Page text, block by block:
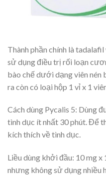
Thành phần chính là
sử dụng điều trị rối loạn
bào chế dưới dạng viên nén
ra còn có loại hộp 1 vỉ x 1
Cách dùng Pycalis 5: Dùng
tình dục ít nhất 30 phút. Để
kích thích về tình dục.
Liều dùng khởi đầu: 10 mg
nhưng không sử dụng nhiều